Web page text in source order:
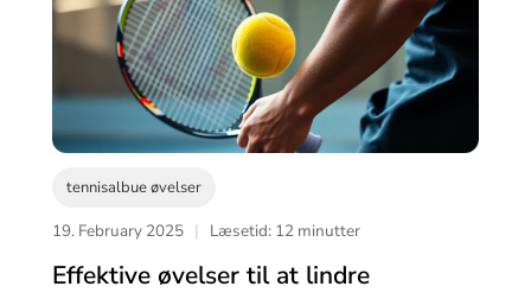
tennisalbue øvelser
19. February 2025 | Læsetid: 12 minutter
Effektive øvelser til at lindre